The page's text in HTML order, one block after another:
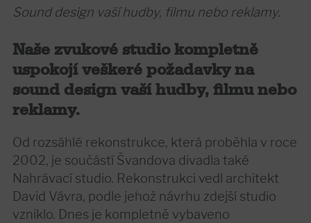
Sound design vaší hudby, filmu nebo reklamy.
Naše zvukové studio kompletně
uspokojí veškeré požadavky na
sound design vaší hudby, filmu nebo
reklamy.
Od rozsáhlé rekonstrukce, která proběhla v roce
2002, je součástí Švandova divadla také
Nahrávací studio. Rekonstrukci vedl architekt
David Vávra, podle jehož návrhu zdejší studio
vzniklo. Dnes je kompletně vybaveno